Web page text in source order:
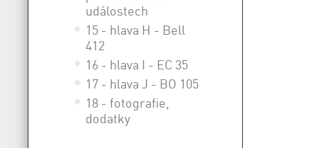
událostech
15 - hlava H - Bell
412
16 - hlava I - EC 35
17 - hlava J - BO 105
18 - fotografie,
dodatky